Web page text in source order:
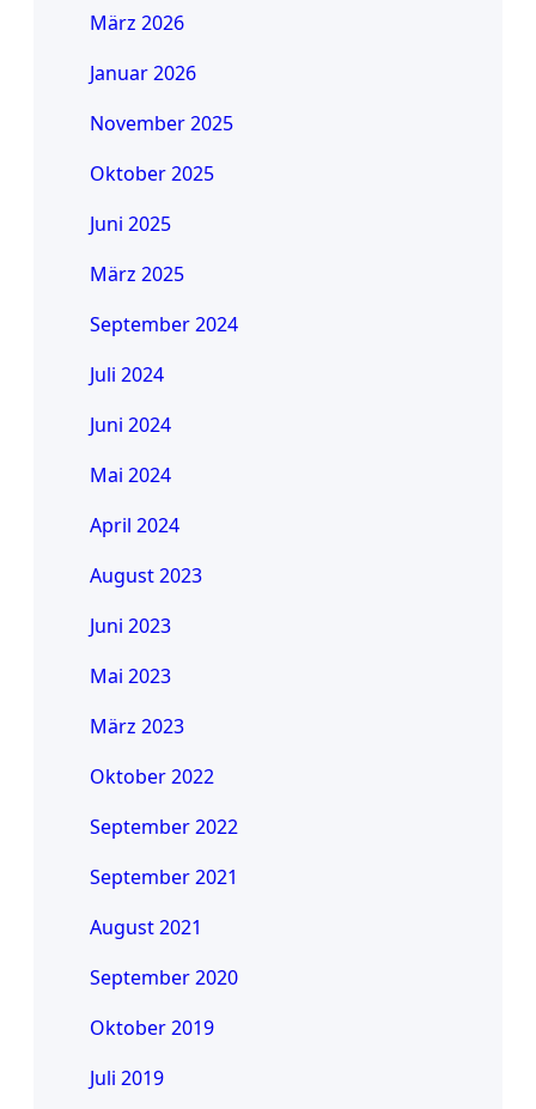
März 2026
Januar 2026
November 2025
Oktober 2025
Juni 2025
März 2025
September 2024
Juli 2024
Juni 2024
Mai 2024
April 2024
August 2023
Juni 2023
Mai 2023
März 2023
Oktober 2022
September 2022
September 2021
August 2021
September 2020
Oktober 2019
Juli 2019